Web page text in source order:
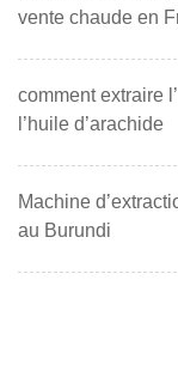
vente chaude en
comment extraire
l’huile d’arachide
Machine
au Burundi